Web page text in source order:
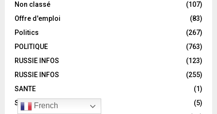
Non classé
(107)
Offre d'emploi
(83)
Politics
(267)
POLITIQUE
(763)
RUSSIE INFOS
(123)
RUSSIE INFOS
(255)
SANTE
(1)
SOCIETE
(5)
French